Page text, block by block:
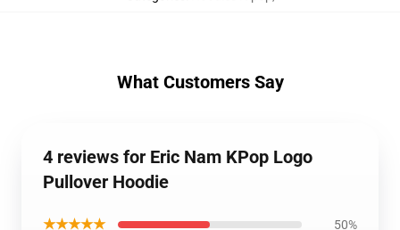
What Customers Say
4 reviews for Eric Nam KPop Logo
Pullover Hoodie
★★★★★ 50%